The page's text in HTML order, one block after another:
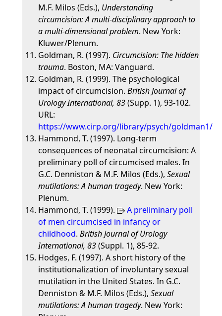
M.F. Milos (Eds.), Understanding
circumcision: A multi-disciplinary approach to
a multi-dimensional problem. New York:
Kluwer/Plenum.
Goldman, R. (1997). Circumcision: The hidden
trauma. Boston, MA: Vanguard.
Goldman, R. (1999). The psychological
impact of circumcision. British Journal of
Urology International, 83(Supp. 1), 93-102.
URL:
https://www.cirp.org/library/psych/goldman1/
Hammond, T. (1997). Long-term
consequences of neonatal circumcision: A
preliminary poll of circumcised males. In
G.C. Denniston & M.F. Milos (Eds.), Sexual
mutilations: A human tragedy. New York:
Plenum.
Hammond, T. (1999).
A preliminary poll
of men circumcised in infancy or
childhood. British Journal of Urology
International, 83(Suppl. 1), 85-92.
Hodges, F. (1997). A short history of the
institutionalization of involuntary sexual
mutilation in the United States. In G.C.
Denniston & M.F. Milos (Eds.), Sexual
mutilations: A human tragedy. New York: